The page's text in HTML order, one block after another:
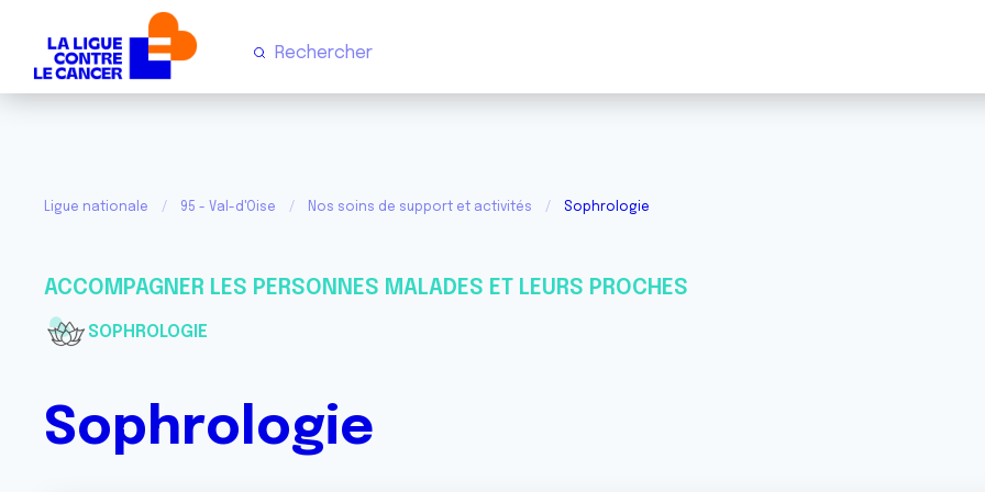
Ligue nationale 95 - Val-d'Oise Nos soins de support et activités Sophrologie
ACCOMPAGNER LES PERSONNES MALADES ET LEURS PROCHES
SOPHROLOGIE
Sophrologie